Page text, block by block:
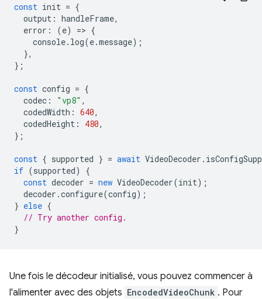
const init = {
output : handleFrame,
error : (e) => {
console. log(e.message);
},
};
const config = {
codec : "vp8" ,
codedWidth : 640,
codedHeight : 480,
};
const { supported } = await VideoDecoder .
if (supported)
{
const decoder = new VideoDecoder(init);
decoder .configure(config);
} else {
// Try another config.
}
Une fois le décodeur initialisé, vous pouvez commencer à
l'alimenter avec des objets EncodedVideoChunk . Pour